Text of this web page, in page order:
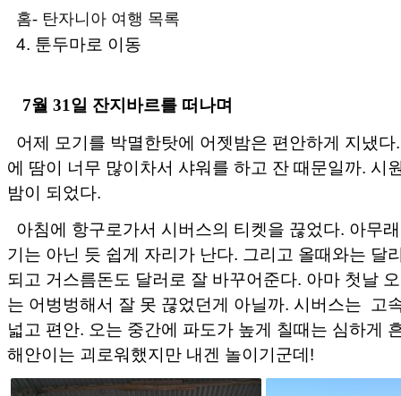
홈- 탄자니아 여행 목록
4. 툰두마로 이동
7월 31일 잔지바르를 떠나며
어제 모기를 박멸한탓에 어젯밤은 편안하게 지냈
에 땀이 너무 많이차서 샤워를 하고 잔 때문일까. 시
밤이 되었다.
아침에 항구로가서 시버스의 티켓을 끊었다. 아무
기는 아닌 듯 쉽게 자리가 난다. 그리고 올때와는 달
되고 거스름돈도 달러로 잘 바꾸어준다. 아마 첫날
는 어벙벙해서 잘 못 끊었던게 아닐까. 시버스는 고
넓고 편안. 오는 중간에 파도가 높게 칠때는 심하게
해안이는 괴로워했지만 내겐 놀이기군데!